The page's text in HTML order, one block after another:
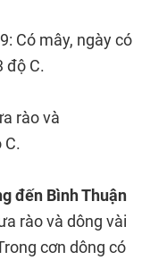
Có mây, ngày có
độ C.
rào và
C.
đến Bình Thuận
rào và dông vài
cơn dông có